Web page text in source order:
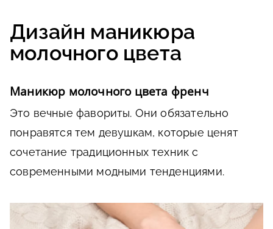
Дизайн маникюра
молочного цвета
Маникюр молочного цвета френч
Это вечные фавориты. Они обязательно
понравятся тем девушкам, которые ценят
сочетание традиционных техник с
современными модными тенденциями.